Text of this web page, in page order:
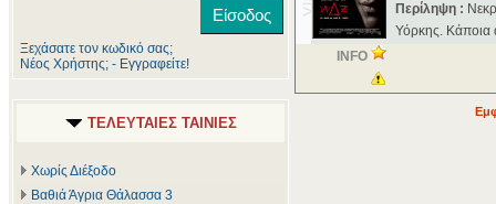
Ξεχάσατε τον κωδικό σας;
Νέος Χρήστης; - Εγγραφείτε!
ΤΕΛΕΥΤΑΙΕΣ ΤΑΙΝΙΕΣ
Χωρίς Διέξοδο
Βαθιά Άγρια Θάλασσα 3
Περίληψη :
Υόρκης. Κάποια
INFO